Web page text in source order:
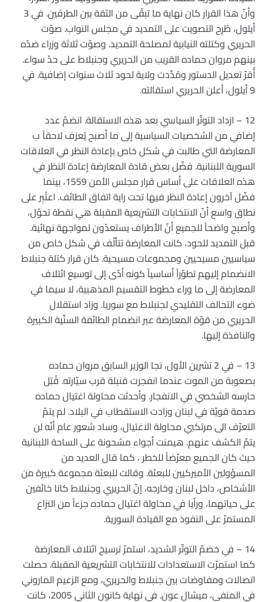
وأنّ هذا القرار كان نهاية ما تبقّى من الثقة بين الطرفَين. في 3
أيلول، طُرِح التصويت على التمديد في مجلس النواب. صوّت
الحريري وكتلته النيابية لمصلحة التمديد. وصوّت ثلاثة وزراء ضدّه
بينهم مروان حماده القريب من الحريري وجنبلاط على حدّ سواء.
أُقرّ تعديل الدستور ومُدِّدت ولاية لحود ثلاث سنوات إضافية. في
9 أيلول، أعلن الحريري استقالته.
12 – ازداد التوتّر السياسي بعد هذه الاستقالة. انضمّ عدد
إضافي من الشخصيات السياسية إلى ما أصبح يُعرَف لاحقاً ب
المعارضة التي طالبت في شكل خاص بإعادة النظر في العلاقات
السورية اللبنانية. فضّل بعض قادة المعارضة إعادة النظر في
هذه العلاقات على أساس قرار مجلس الأمن 1559، بينما
فضّل آخرون إعادة النظر فيها تحت راية اتفاق الطائف. اعتُبِر على
نطاق واسع أنّ الانتخابات التشريعية المقبلة هي نقطة تحوّل،
وأصبح واضحاً للجميع أنّ الأطراف يستعدّون لمواجهة نهائية.
قبل التمديد للحود، كانت المعارضة تتألّف في شكل خاص من
سياسيين مسيحيين ومجموعات مسيحية. كان قرار كتلة جنبلاط
الانضمام إليهم تطوّراً أساسياً كونه أدّى إلى توسيع ائتلاف
المعارضة إلى ما وراء خطوط التقسيم المذهبية، لا سيما في
ضوء التحالف التقليدي لجنبلاط مع سوريا. وزاد استقلال
الحريري من قوّة المعارضة عبر انضمام الطائفة السنّية الكبيرة
والنافذة إليها.
13 – في 2 تشرين الأول، نجا الوزير السابق مروان حماده
بصعوبة من الموت عندما انفجرت قنبلة قرب سيّارته. قُتِل
حارسه الشخصي في الانفجار. وأحدثت محاولة اغتيال حماده
صدمة قويّة في لبنان وزادت الاستقطاب في البلاد. لم يتمّ
التعرّف الى مرتكبي محاولة الاغتيال، وساد شعور عام أنّه لن
يتمّ الكشف عنهم. هيمنت أجواء مشحونة على الساحة اللبنانية
حيث كان الجميع معرّضاً للخطر ، كما قال العديد من
المسؤولين الأميركيين للبعثة. وقالت للبعثة مجموعة كبيرة من
الأشخاص، داخل لبنان وخارجه، إنّ الحريري وجنبلاط كانا خائفين
على حياتهما، ورأيا في محاولة اغتيال حماده جزءاً من النزاع
المستمرّ على النفوذ مع القيادة السورية.
14 – في خضمّ التوتّر الشديد، استمرّ ترسيخ ائتلاف المعارضة
كما استمرّت الاستعدادات للانتخابات التشريعية المقبلة. حصلت
اتصالات ومفاوضات بين جنبلاط والحريري، ومع الزعيم الماروني
في المنفى، ميشال عون. في نهاية كانون الثاني 2005، كانت